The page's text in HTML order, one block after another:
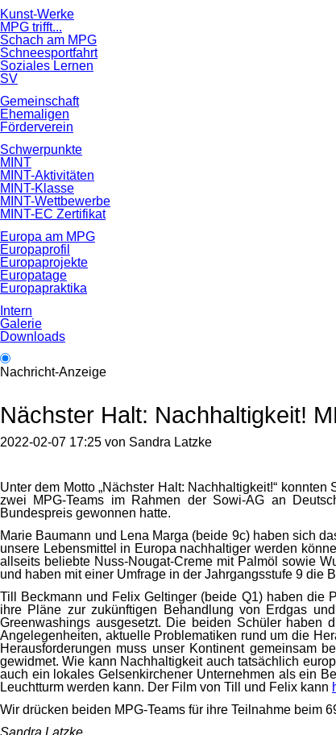
Kunst-Werke
MPG trifft...
Schach am MPG
Schneesportfahrt
Soziales Lernen
SV
Gemeinschaft
Ehemaligen
Förderverein
Schwerpunkte
MINT
MINT-Aktivitäten
MINT-Klasse
MINT-Wettbewerbe
MINT-EC Zertifikat
Europa am MPG
Europaprofil
Europaprojekte
Europatage
Europapraktika
Intern
Galerie
Downloads
Nachricht-Anzeige
Nächster Halt: Nachhaltigkeit!
2022-02-07 17:25 von Sandra Latzke
Unter dem Motto „Nächster Halt: Nachhaltigkeit!“
zwei MPG-Teams im Rahmen der Sowi-AG an
Bundespreis gewonnen hatte.
Marie Baumann und Lena Marga (beide 9c) haben sich
unsere Lebensmittel in Europa nachhaltiger werden
allseits beliebte Nuss-Nougat-Creme mit Palmöl sowie
und haben mit einer Umfrage in der Jahrgangsstufe 9 die
Till Beckmann und Felix Geltinger (beide Q1) haben die
ihre Pläne zur zukünftigen Behandlung von Erdgas
Greenwashings ausgesetzt. Die beiden Schüler haben
Angelegenheiten, aktuelle Problematiken rund um die
Herausforderungen muss unser Kontinent gemeinsam
gewidmet. Wie kann Nachhaltigkeit auch tatsächlich
auch ein lokales Gelsenkirchener Unternehmen als ein
Leuchtturm werden kann. Der Film von Till und Felix kann
Wir drücken beiden MPG-Teams für ihre Teilnahme beim
Sandra Latzke